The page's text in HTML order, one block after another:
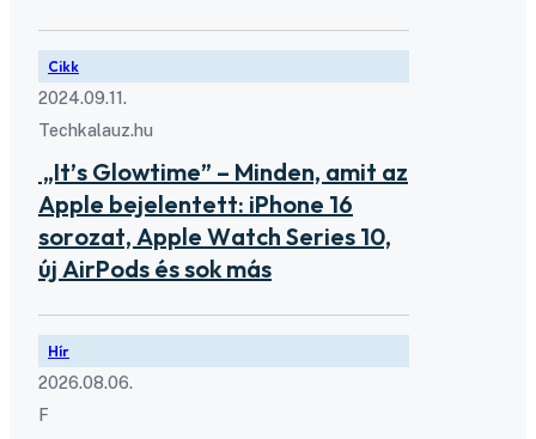
Cikk
2024.09.11.
Techkalauz.hu
„It’s Glowtime” – Minden, amit az
Apple bejelentett: iPhone 16
sorozat, Apple Watch Series 10,
új AirPods és sok más
Hír
2026.08.06.
F